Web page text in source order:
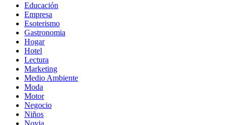
Educación
Empresa
Esoterismo
Gastronomia
Hogar
Hotel
Lectura
Marketing
Medio Ambiente
Moda
Motor
Negocio
Niños
Novia